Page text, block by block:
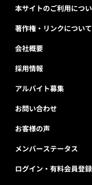
本サイトのご利用につ
著作権・リンクについて
会社概要
採用情報
アルバイト募集
お問い合わせ
お客様の声
メンバーステータス
ログイン・有料会員登録